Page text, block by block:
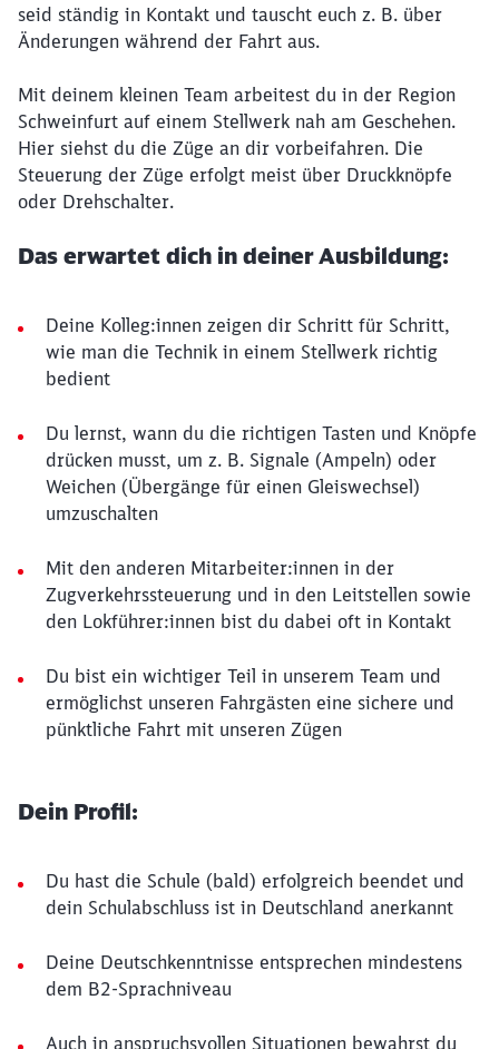
seid ständig in Kontakt und tauscht euch z. B. über
Änderungen während der Fahrt aus.
Mit deinem kleinen Team arbeitest du in der Region
Schweinfurt auf einem Stellwerk nah am Geschehen.
Hier siehst du die Züge an dir vorbeifahren. Die
Steuerung der Züge erfolgt meist über Druckknöpfe
oder Drehschalter.
Das erwartet dich in deiner Ausbildung:
Deine Kolleg:innen zeigen dir Schritt für Schritt,
wie man die Technik in einem Stellwerk richtig
bedient
Du lernst, wann du die richtigen Tasten und Knöpfe
drücken musst, um z. B. Signale (Ampeln) oder
Weichen (Übergänge für einen Gleiswechsel)
umzuschalten
Mit den anderen Mitarbeiter:innen in der
Zugverkehrssteuerung und in den Leitstellen sowie
den Lokführer:innen bist du dabei oft in Kontakt
Du bist ein wichtiger Teil in unserem Team und
ermöglichst unseren Fahrgästen eine sichere und
pünktliche Fahrt mit unseren Zügen
Dein Profil:
Du hast die Schule (bald) erfolgreich beendet und
dein Schulabschluss ist in Deutschland anerkannt
Deine Deutschkenntnisse entsprechen mindestens
dem B2-Sprachniveau
Auch in anspruchsvollen Situationen bewahrst du